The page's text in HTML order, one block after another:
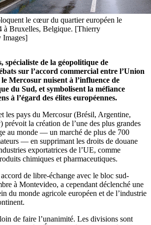
le cœur du quartier européen le
à Bruxelles, Belgique. [Thierry
Images]
spécialiste de la géopolitique de
sur l’accord commercial entre l’Union
Mercosur nuisent à l’influence de
du Sud, et symbolisent la méfiance
à l’égard des élites européennes.
les pays du Mercosur (Brésil, Argentine,
prévoit la création de l’une des plus grandes
au monde — un marché de plus de 700
— en supprimant les droits de douane
exportatrices de l’UE, comme
chimiques et pharmaceutiques.
de libre-échange avec le bloc sud-
à Montevideo, a cependant déclenché une
du monde agricole européen et de l’industrie
de faire l’unanimité. Les divisions sont